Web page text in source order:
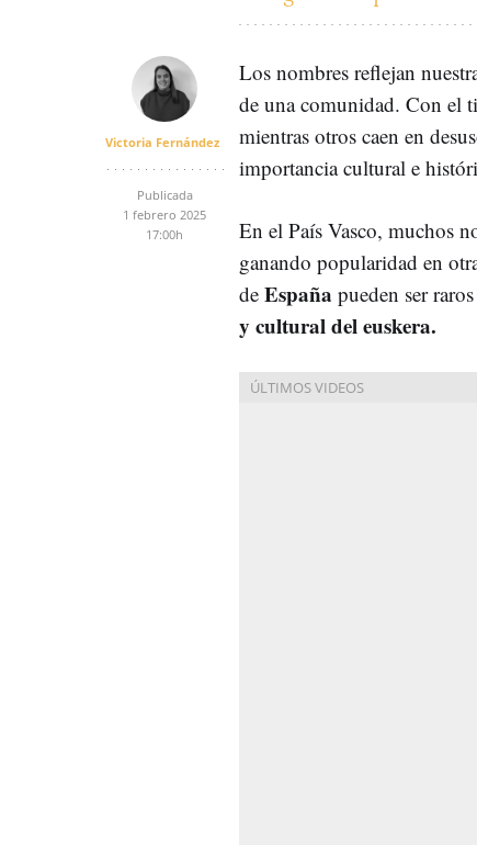
Victoria Fernández
Publicada
1 febrero 2025
17:00h
Los nombres reflejan
de una comunidad. Con el
mientras otros caen en
importancia cultural e
En el País Vasco, muchos
ganando popularidad en
de España pueden ser
y cultural del euskera.